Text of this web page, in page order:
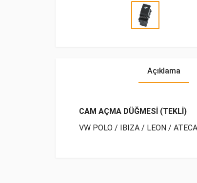
Açıklama
CAM AÇMA DÜĞMESİ (TEKLİ)
VW POLO / IBIZA / LEON /